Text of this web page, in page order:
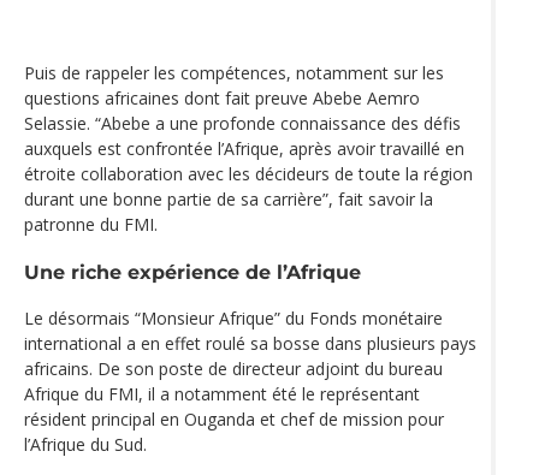
Puis de rappeler les compétences, notamment sur les
questions africaines dont fait preuve Abebe Aemro
Selassie. “Abebe a une profonde connaissance des défis
auxquels est confrontée l’Afrique, après avoir travaillé en
étroite collaboration avec les décideurs de toute la région
durant une bonne partie de sa carrière”, fait savoir la
patronne du FMI.
Une riche expérience de l’Afrique
Le désormais “Monsieur Afrique” du Fonds monétaire
international a en effet roulé sa bosse dans plusieurs pays
africains. De son poste de directeur adjoint du bureau
Afrique du FMI, il a notamment été le représentant
résident principal en Ouganda et chef de mission pour
l’Afrique du Sud.